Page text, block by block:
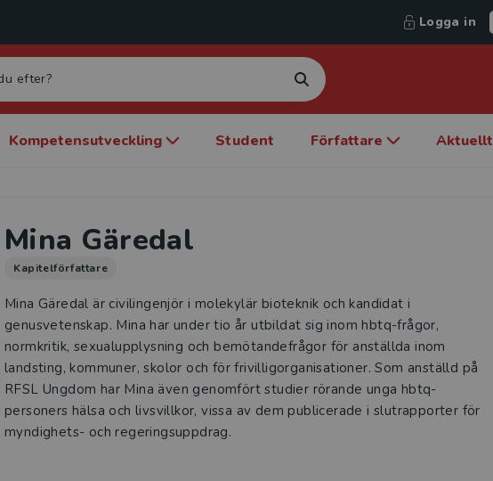
Logga in
Kompetensutveckling Student Författare Aktuellt
Mina Gäredal
Kapitelförfattare
Mina Gäredal är civilingenjör i molekylär bioteknik och kandidat i
genusvetenskap. Mina har under tio år utbildat sig inom hbtq-frågor,
normkritik, sexualupplysning och bemötandefrågor för anställda inom
landsting, kommuner, skolor och för frivilligorganisationer. Som anställd på
RFSL Ungdom har Mina även genomfört studier rörande unga hbtq-
personers hälsa och livsvillkor, vissa av dem publicerade i slutrapporter för
myndighets- och regeringsuppdrag.